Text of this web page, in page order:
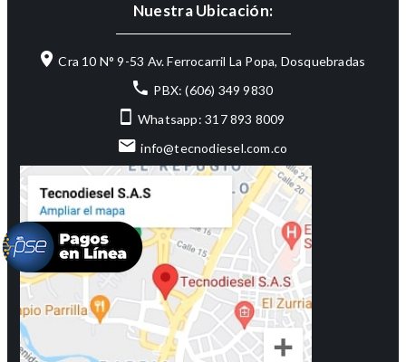
Nuestra Ubicación:
Cra 10 N° 9-53 Av. Ferrocarril La Popa, Dosquebradas
PBX: (606) 349 9830
Whatsapp: 317 893 8009
info@tecnodiesel.com.co